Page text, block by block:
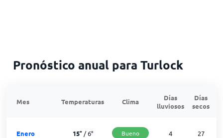
Pronóstico anual para Turlock
Mes Temperaturas Clima
Días
lluviosos
Días
secos
Enero 15°/6° Bueno 4 27